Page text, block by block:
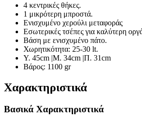
4 κεντρικές θήκες.
1 μικρότερη μπροστά.
Ενισχυμένο χερούλι μεταφοράς
Εσωτερικές τσέπες για καλύτερη
Βάση με ενισχυμένο πάτο.
Χωρητικότητα: 25-30 lt.
Y. 45cm |Μ. 34cm |Π. 31cm
Βάρος: 1100 gr
Χαρακτηριστικά
Βασικά Χαρακτηριστικά